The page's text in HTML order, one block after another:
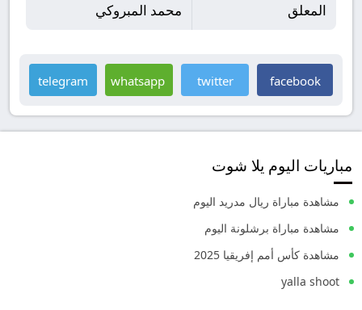
المعلق محمد المبروكي
facebook
twitter
whatsapp
telegram
مباريات اليوم يلا شوت
مشاهدة مباراة ريال مدريد اليوم
مشاهدة مباراة برشلونة اليوم
مشاهدة كأس أمم إفريقيا 2025
yalla shoot